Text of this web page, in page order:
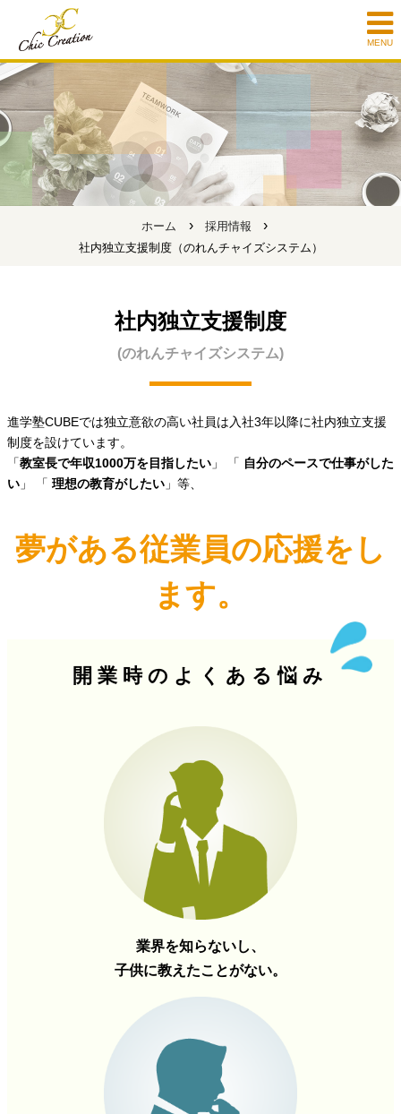
MENU
ホーム › 採用情報 ›
社内独立支援制度（のれんチャイズシステム）
社内独立支援制度
(のれんチャイズシステム)
進学塾CUBEでは独立意欲の高い社員は入社3年以降に社内独立支援
制度を設けています。
「 教室長で年収1000万を目指したい 」 「
自分のペースで仕事がした
い 」 「 理想の教育がしたい 」等、
夢がある従業員の応援をし
ます。
開業時のよくある悩み
業界を知らないし、
子供に教えたことがない。